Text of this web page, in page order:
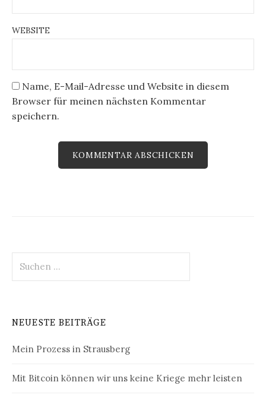
WEBSITE
Name, E-Mail-Adresse und Website in diesem
Browser für meinen nächsten Kommentar
speichern.
nach:
NEUESTE BEITRÄGE
Mein Prozess in Strausberg
Mit Bitcoin können wir uns keine Kriege mehr leisten